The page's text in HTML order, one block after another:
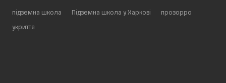
підземна школа Підземна школа у Харкові прозорро
укриття